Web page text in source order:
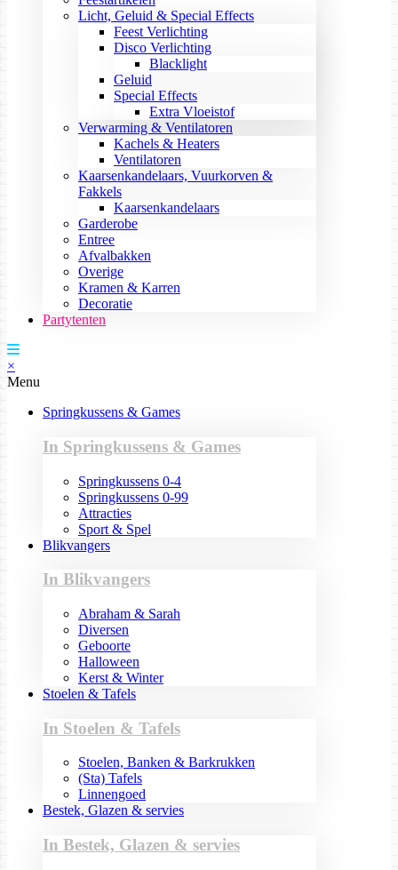
Licht, Geluid & Special Effects
Feest Verlichting
Disco Verlichting
Blacklight
Geluid
Special Effects
Extra Vloeistof
Verwarming & Ventilatoren
Kachels & Heaters
Ventilatoren
Kaarsenkandelaars, Vuurkorven &
Fakkels
Kaarsenkandelaars
Garderobe
Entree
Afvalbakken
Overige
Kramen & Karren
Decoratie
Partytenten
×
Menu
Springkussens & Games
In Springkussens & Games
Springkussens 0-4
Springkussens 0-99
Attracties
Sport & Spel
Blikvangers
In Blikvangers
Abraham & Sarah
Diversen
Geboorte
Halloween
Kerst & Winter
Stoelen & Tafels
In Stoelen & Tafels
Stoelen, Banken & Barkrukken
(Sta) Tafels
Linnengoed
Bestek, Glazen & servies
In Bestek, Glazen & servies